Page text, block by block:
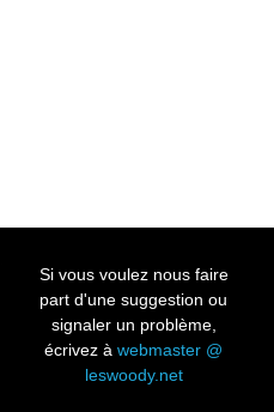
Si vous voulez nous faire
part d'une suggestion ou
signaler un problème,
écrivez à webmaster @
leswoody.net